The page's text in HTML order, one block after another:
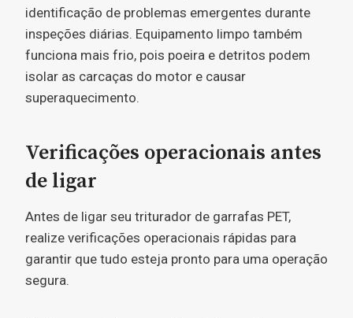
identificação de problemas emergentes durante
inspeções diárias. Equipamento limpo também
funciona mais frio, pois poeira e detritos podem
isolar as carcaças do motor e causar
superaquecimento.
Verificações operacionais antes
de ligar
Antes de ligar seu triturador de garrafas PET,
realize verificações operacionais rápidas para
garantir que tudo esteja pronto para uma operação
segura.